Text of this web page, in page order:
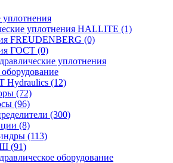
уплотнения
уплотнения HALLITE (1)
FREUDENBERG (0)
ГОСТ (0)
уплотнения
Hydraulics (12)
(72)
(96)
(300)
(8)
(113)
(91)
оборудование